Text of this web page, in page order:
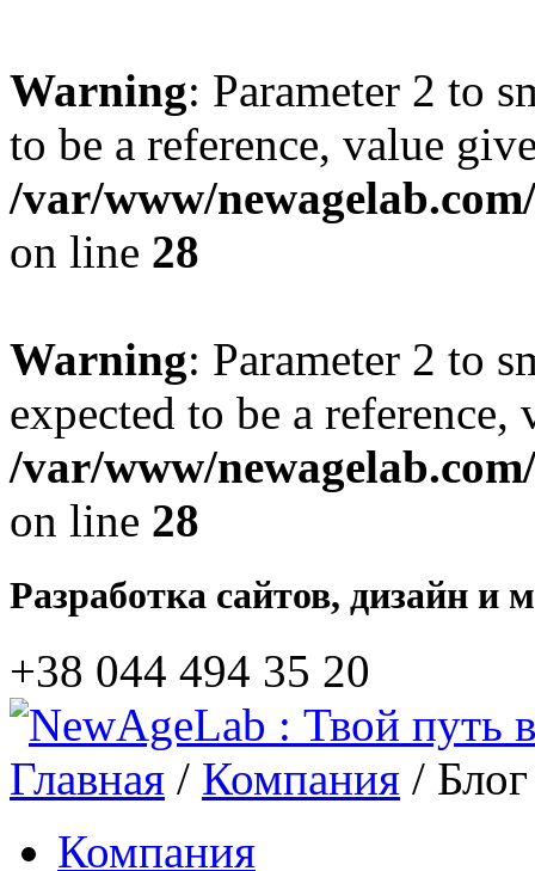
Warning: Parameter 2 to
to be a reference, value
/var/www/
on line 28
Warning: Parameter 2 to
expected to be a
/var/www/
on line 28
Разработка сайтов, дизайн и
+38 044‎ 494 35 20
Главная / Компания / Блог
Компания